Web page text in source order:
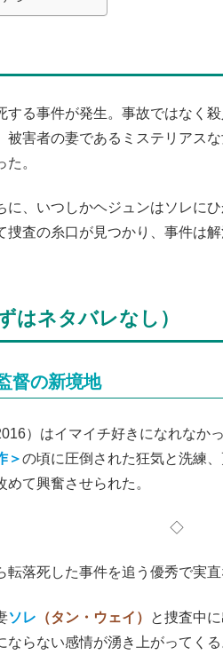
する事件が発生。事故ではなく
被害者の妻であるミステリアス
。
に、いつしかヘジュンはソレに
捜査の糸口が見つかり、事件は
はネタバレなし）
督の新境地
）はイマイチ好きになれなか
＞の頃に圧倒された狂気と洗練
て興奮させられた。
◇
転落死した事件を追う優秀で実
ソレ （タン・ウェイ）
と捜査中
ならない感情が湧き上がってく